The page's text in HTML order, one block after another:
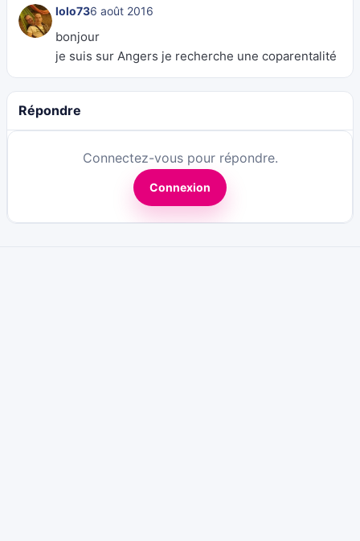
lolo736 août 2016
bonjour
je suis sur Angers je recherche une coparentalité
Répondre
Connectez-vous pour répondre.
Connexion